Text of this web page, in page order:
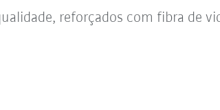
reforçados com fibra de